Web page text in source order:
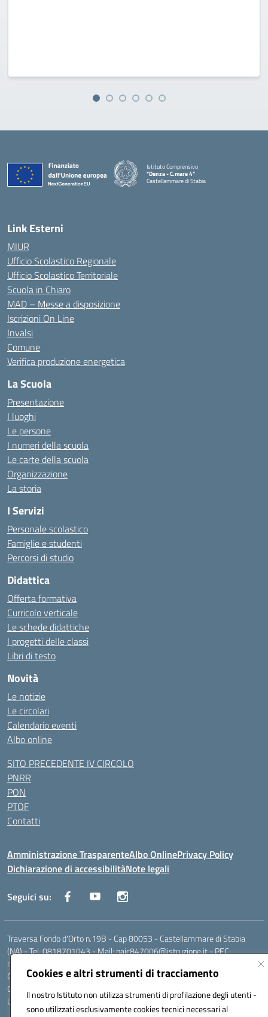
Cookies e altri strumenti di tracciamento
Il nostro Istituto non utilizza strumenti di profilazione degli utenti -
sono utilizzati esclusivamente cookies tecnici necessari al
Istituto Comprensivo
"Denza - C.mare 4"
Castellammare di Stabia
Link Esterni
MIUR
Ufficio Scolastico Regionale
Ufficio Scolastico Territoriale
Scuola in Chiaro
MAD – Messe a disposizione
Iscrizioni On Line
Invalsi
Comune
Verifica produzione energetica
La Scuola
Presentazione
I luoghi
Le persone
I numeri della scuola
Le carte della scuola
Organizzazione
La storia
I Servizi
Personale scolastico
Famiglie e studenti
Percorsi di studio
Didattica
Offerta formativa
Curricolo verticale
Le schede didattiche
I progetti delle classi
Libri di testo
Novità
Le notizie
Le circolari
Calendario eventi
Albo online
SITO PRECEDENTE IV CIRCOLO
PNRR
PON
PTOF
Contatti
Amministrazione TrasparenteAlbo OnlinePrivacy Policy
Dichiarazione di accessibilitàNote legali
Seguici su:
Traversa Fondo d'Orto n.19B - Cap 80053 - Castellammare di Stabia
(NA) - Tel. 0818701043 - Mail: naic847006@istruzione.it - PEC:
naic847006@pec.istruzione.it
Codice meccanografico: NAIC847006 - Codice iPA: istsc_naic847006 -
C.F. 82009060631 - Codice univoco fatturazione elettronica (CUF):
UFUAUC